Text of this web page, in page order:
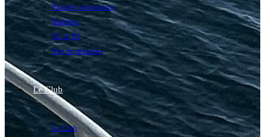
Plongée exploration
Baptême
N1 et N2
Site de plongées
Le Club
Le Club